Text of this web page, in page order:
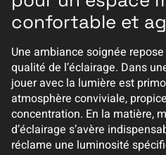
confortable et
Une ambiance soignée
qualité de l’éclairage. Dans
jouer avec la lumière est
atmosphère conviviale,
concentration. En la matière,
d’éclairage s’avère
réclame une luminosité